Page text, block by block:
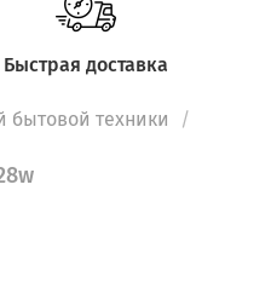
Быстрая доставка
бытовой техники